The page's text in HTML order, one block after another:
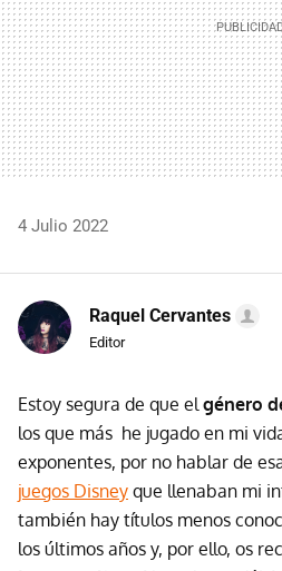
4 Julio 2022
Raquel Cervantes
Editor
Estoy segura de que el género
los que más he jugado en mi
exponentes, por no hablar de
juegos Disney que llenaban mi
también hay títulos menos
los últimos años y, por ello, os